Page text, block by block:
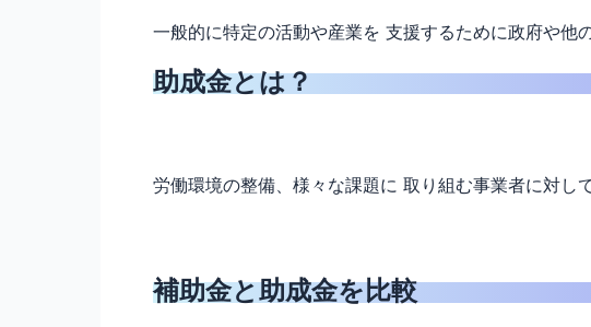
一般的に特定の活動や産業を 支援するために政府や他
助成金とは？
労働環境の整備、様々な課題に 取り組む事業者に対し
補助金と助成金を比較